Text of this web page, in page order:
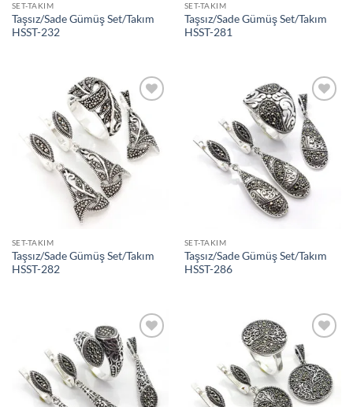
SET-TAKIM
Taşsız/Sade Gümüş Set/Takım
HSST-232
SET-TAKIM
Taşsız/Sade Gümüş Set/Takım
HSST-281
İstek
Listeme
Ekle
SET-TAKIM
Taşsız/Sade Gümüş Set/Takım
HSST-282
Listeme
Ekle
SET-TAKIM
Taşsız/Sade Gümüş Set/Takım
HSST-286
İstek
Listeme
Ekle
Listeme
Ekle